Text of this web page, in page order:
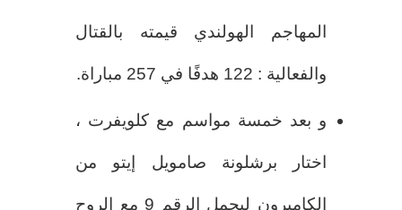
المهاجم الهولندي قيمته بالقتال
والفعالية : 122 هدفًا في 257 مباراة.
و بعد خمسة مواسم مع كلويفرت ،
اختار برشلونة صامويل إيتو من
الكاميرون ليحمل الرقم 9 مع الروح